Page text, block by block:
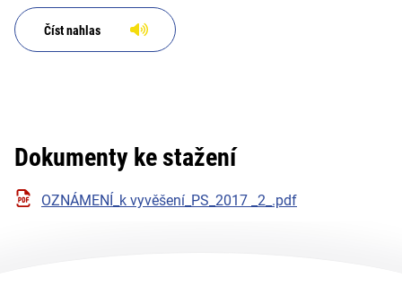
Číst nahlas
Dokumenty ke stažení
OZNÁMENÍ_k vyvěšení_PS_2017 _2_.pdf